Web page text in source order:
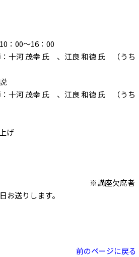
00～16：00
十河 茂幸 氏 、江良 和徳 氏 （うち
十河 茂幸 氏 、江良 和徳 氏 （うち
げ
欠席者
お送りします。
前のページに戻る